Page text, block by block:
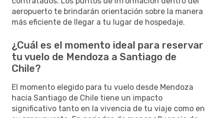
aeropuerto te brindarán orientación sobre la manera
más eficiente de llegar a tu lugar de hospedaje.
¿Cuál es el momento ideal para reservar
tu vuelo de Mendoza a Santiago de
Chile?
El momento elegido para tu vuelo desde Mendoza
hacia Santiago de Chile tiene un impacto
significativo tanto en la vivencia de tu viaje como en